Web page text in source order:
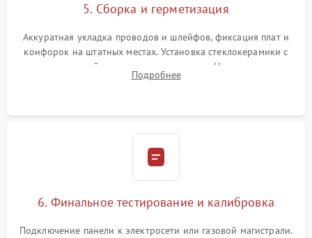
5. Сборка и герметизация
Аккуратная укладка проводов и шлейфов, фиксация плат и
конфорок на штатных местах. Установка стеклокерамики с
проверкой равномерности зазоров. Нанесение
термостойкого герметика или укладка уплотнительной
Подробнее
6. Финальное тестирование и калибровка
Подключение панели к электросети или газовой магистрали.